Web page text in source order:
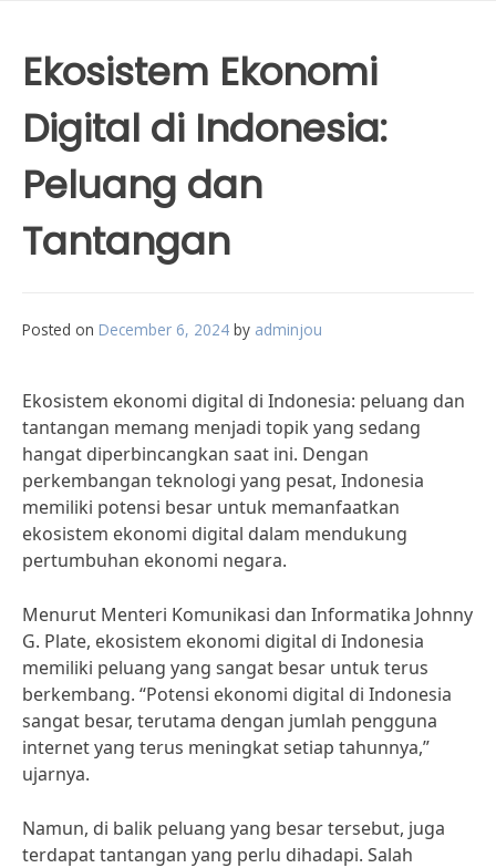
Ekosistem Ekonomi
Digital di Indonesia:
Peluang dan
Tantangan
Posted on December 6, 2024 by adminjou
Ekosistem ekonomi digital di Indonesia: peluang dan
tantangan memang menjadi topik yang sedang
hangat diperbincangkan saat ini. Dengan
perkembangan teknologi yang pesat, Indonesia
memiliki potensi besar untuk memanfaatkan
ekosistem ekonomi digital dalam mendukung
pertumbuhan ekonomi negara.
Menurut Menteri Komunikasi dan Informatika Johnny
G. Plate, ekosistem ekonomi digital di Indonesia
memiliki peluang yang sangat besar untuk terus
berkembang. “Potensi ekonomi digital di Indonesia
sangat besar, terutama dengan jumlah pengguna
internet yang terus meningkat setiap tahunnya,”
ujarnya.
Namun, di balik peluang yang besar tersebut, juga
terdapat tantangan yang perlu dihadapi. Salah